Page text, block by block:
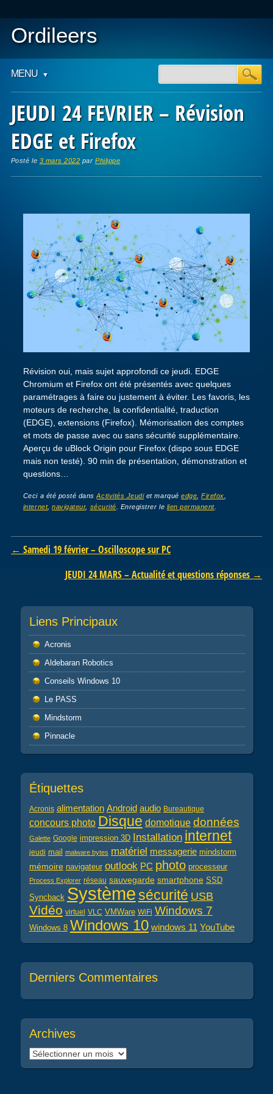
Ordileers
Main menu
content
MENU
JEUDI 24 FEVRIER – Révision
EDGE et Firefox
Posté le 3 mars 2022 parPhilippe
Révision oui, mais sujet approfondi ce jeudi. EDGE
Chromium et Firefox ont été présentés avec quelques
paramétrages à faire ou justement à éviter. Les favoris, les
moteurs de recherche, la confidentialité, traduction
(EDGE), extensions (Firefox). Mémorisation des comptes
et mots de passe avec ou sans sécurité supplémentaire.
Aperçu de uBlock Origin pour Firefox (dispo sous EDGE
mais non testé). 90 min de présentation, démonstration et
questions…
Ceci a été posté dansActivités Jeudiet marquéedge ,Firefox
internet,navigateur, sécurité . Enregistrer le lien permanent
Post navigation
← Samedi 19 février – Oscilloscope sur PC
JEUDI 24 MARS – Actualité et questions réponses →
Liens Principaux
Acronis
Aldebaran Robotics
Conseils Windows 10
Le PASS
Mindstorm
Pinnacle
Étiquettes
Acronis alimentation Android audio Bureautique
concours photo Disque domotique données
Galette Google impression 3D Installation internet
jeudi mail malware bytes matériel messagerie mindstorm
mémoire navigateur outlook PC photo processeur
Process Explorer réseau sauvegarde smartphone SSD
Syncback Systèmesécurité USB
Vidéo virtuel VLC VMWare WiFi Windows 7
Windows 8 Windows 10 windows 11 YouTube
Derniers Commentaires
Archives
Archives